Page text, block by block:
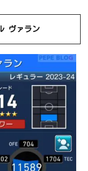
ヴァラン